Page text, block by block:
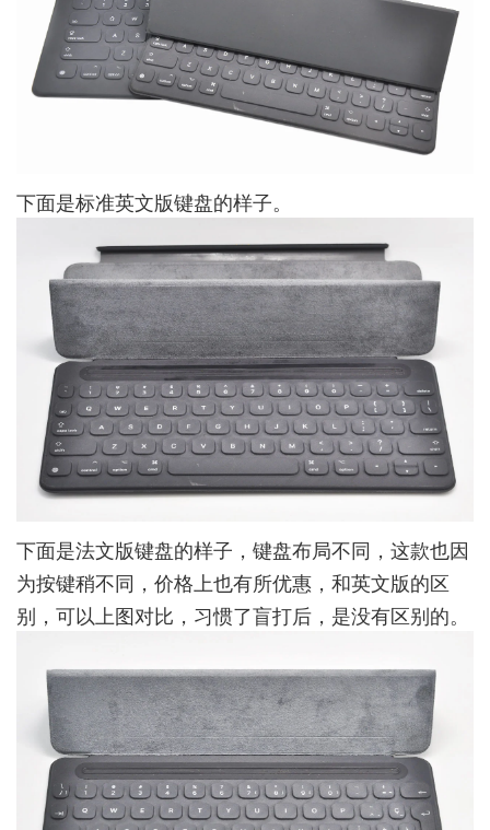
下面是标准英文版键盘的样子。
下面是法文版键盘的样子，键盘布局不同，这款也因
为按键稍不同，价格上也有所优惠，和英文版的区
别，可以上图对比，习惯了盲打后，是没有区别的。